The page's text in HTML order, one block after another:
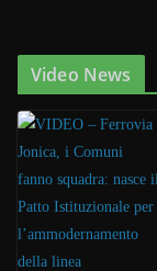
Video News